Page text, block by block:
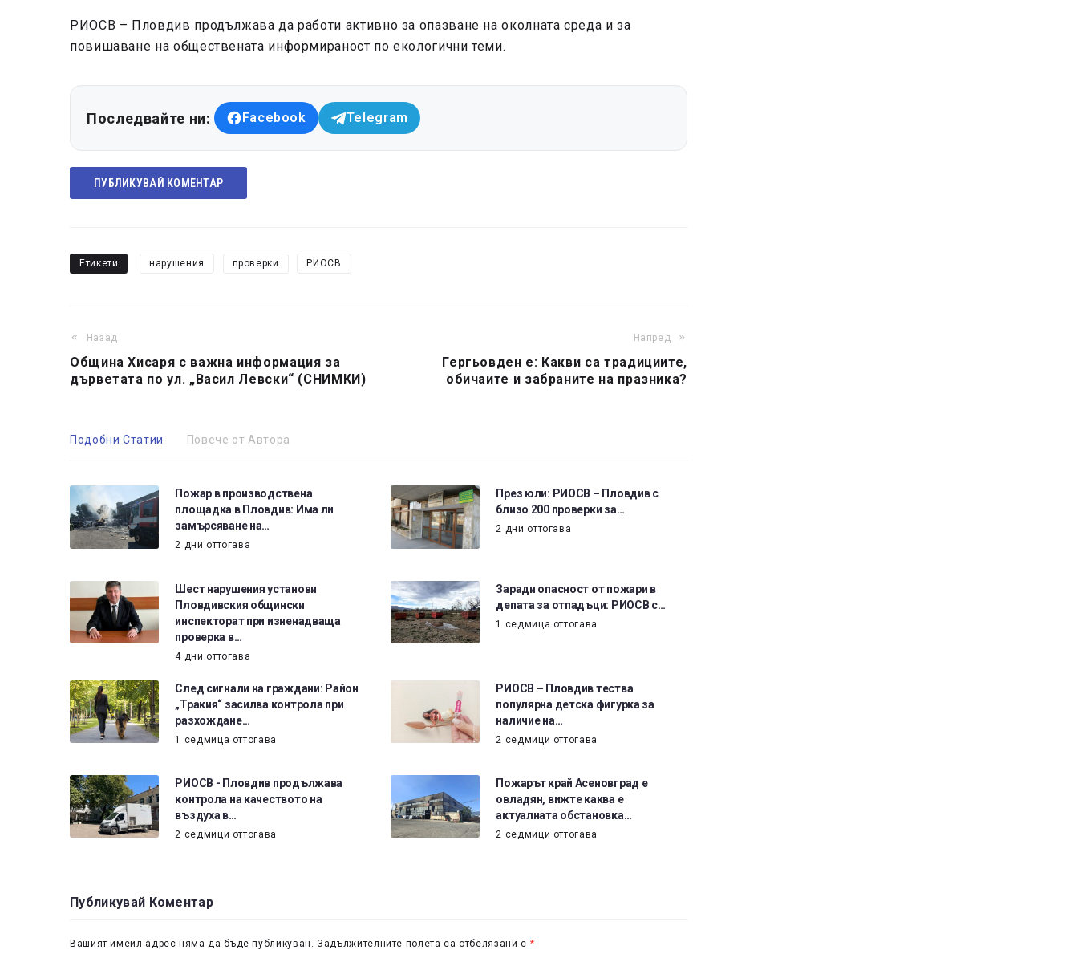
РИОСВ – Пловдив продължава да работи активно за опазване на околната среда и за
повишаване на обществената информираност по екологични теми.
Последвайте ни: Facebook Telegram
ПУБЛИКУВАЙ КОМЕНТАР
Етикети нарушения проверки РИОСВ
Назад
Община Хисаря с важна информация за
дърветата по ул. „Васил Левски“ (СНИМКИ)
Напред
Гергьовден е: Какви са традициите,
обичаите и забраните на празника?
Подобни Статии Повече от Автора
Пожар в производствена
площадка в Пловдив: Има ли
замърсяване на…
2 дни оттогава
През юли: РИОСВ – Пловдив с
близо 200 проверки за…
2 дни оттогава
Шест нарушения установи
Пловдивския общински
инспекторат при изненадваща
проверка в…
4 дни оттогава
Заради опасност от пожари в
депата за отпадъци: РИОСВ с…
1 седмица оттогава
След сигнали на граждани: Район
„Тракия“ засилва контрола при
разхождане…
1 седмица оттогава
РИОСВ – Пловдив тества
популярна детска фигурка за
наличие на…
2 седмици оттогава
РИОСВ - Пловдив продължава
контрола на качеството на
въздуха в…
2 седмици оттогава
Пожарът край Асеновград е
овладян, вижте каква е
актуалната обстановка…
2 седмици оттогава
Публикувай Коментар
Вашият имейл адрес няма да бъде публикуван. Задължителните полета са отбелязани с *